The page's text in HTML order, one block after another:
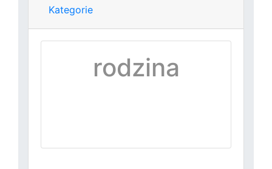
Kategorie
rodzina